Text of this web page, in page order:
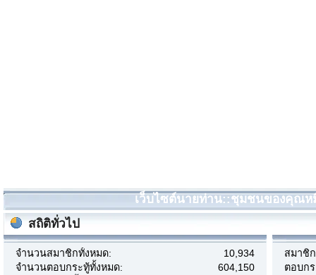
เว็บไซต์นายท่าน::ชุมชนของคุณห
สถิติทั่วไป
จำนวนสมาชิกทั้งหมด:
10,934
จำนวนตอบกระทู้ทั้งหมด:
604,150
สมาชิ
ตอบก